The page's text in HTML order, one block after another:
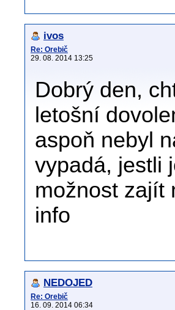
ivos
Re: Orebič
29. 08. 2014 13:25
Dobrý den,
letošní
aspoň nebyl
vypadá, jestli
možnost zajít
info
NEDOJED
Re: Orebič
16. 09. 2014 06:34